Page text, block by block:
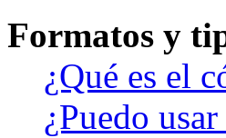
Formatos y
¿Qué es el
¿Puedo